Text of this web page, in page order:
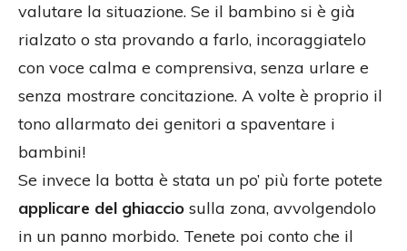
valutare la situazione. Se il bambino si è già
rialzato o sta provando a farlo, incoraggiatelo
con voce calma e comprensiva, senza urlare e
senza mostrare concitazione. A volte è proprio il
tono allarmato dei genitori a spaventare i
bambini!
Se invece la botta è stata un po’ più forte potete
applicare del ghiaccio sulla zona, avvolgendolo
in un panno morbido. Tenete poi conto che il